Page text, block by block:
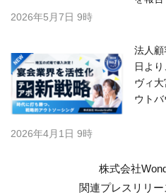
2026年5月7日 9時
法人
日よ
ヴィ
ウト
2026年4月1日 9時
株式会社
関連プレスリリー